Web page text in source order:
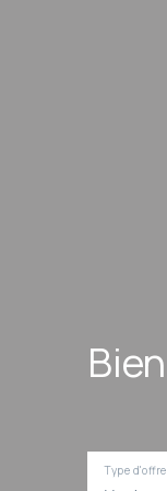
Type d'offre